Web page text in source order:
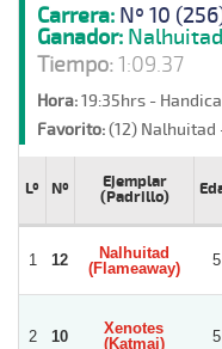
Carrera: Nº 10
Ganador: Nalhuitad
Tiempo:1:09.37
Hora:19:35hrs -
Favorito:(12) Nalhuitad
Lº Nº
Ejemplar
(Padrillo)
1 12
Nalhuitad
(Flameaway)
5
2 10
Xenotes
(Katmai)
5